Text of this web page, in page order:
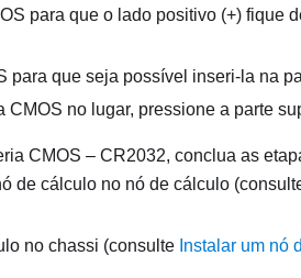
para que o lado positivo (+) fique
para que seja possível inseri-la na
CMOS no lugar, pressione a parte
CMOS – CR2032, conclua as
de cálculo no nó de cálculo
no chassi (consulte Instalar um nó